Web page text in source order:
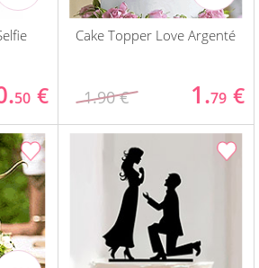
50 €
Cake Topper Love Argenté
1.90 € 1.79 €